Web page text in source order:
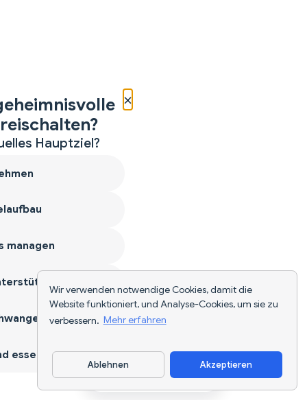
Wir verwenden notwendige Cookies, damit die
Website funktioniert, und Analyse-Cookies, um sie zu
verbessern. Mehr erfahren
Ablehnen Akzeptieren
App herunterladen
×
Hauptziel?
managen
essen